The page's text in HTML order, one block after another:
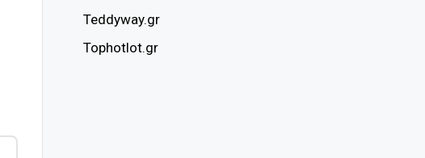
Teddyway.gr
Tophotlot.gr